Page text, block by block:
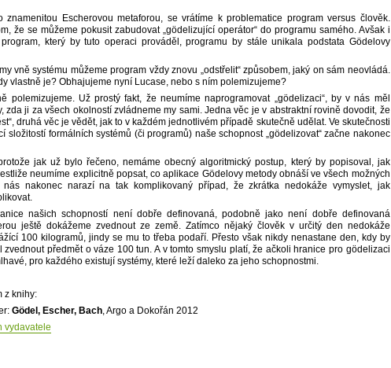
znamenitou Escherovou metaforou, se vrátíme k problematice program versus člověk.
že se můžeme pokusit zabudovat „gödelizující operátor“ do programu samého. Avšak i
který by tuto operaci prováděl, programu by stále unikala podstata Gödelovy
vně systému můžeme program vždy znovu „odstřelit“ způsobem, jaký on sám neovládá.
vlastně je? Obhajujeme nyní Lucase, nebo s ním polemizujeme?
polemizujeme. Už prostý fakt, že neumíme naprogramovat „gödelizaci“, by v nás měl
zda ji za všech okolností zvládneme my sami. Jedna věc je v abstraktní rovině dovodit, že
druhá věc je vědět, jak to v každém jednotlivém případě skutečně udělat. Ve skutečnosti
složitostí formálních systémů (či programů) naše schopnost „gödelizovat“ začne nakonec
jak už bylo řečeno, nemáme obecný algoritmický postup, který by popisoval, jak
neumíme explicitně popsat, co aplikace Gödelovy metody obnáší ve všech možných
nakonec narazí na tak komplikovaný případ, že zkrátka nedokáže vymyslet, jak
našich schopností není dobře definovaná, podobně jako není dobře definovaná
ještě dokážeme zvednout ze země. Zatímco nějaký člověk v určitý den nedokáže
100 kilogramů, jindy se mu to třeba podaří. Přesto však nikdy nenastane den, kdy by
zvednout předmět o váze 100 tun. A v tomto smyslu platí, že ačkoli hranice pro gödelizaci
pro každého existují systémy, které leží daleko za jeho schopnostmi.
z knihy:
Gödel, Escher, Bach, Argo a Dokořán 2012
vydavatele